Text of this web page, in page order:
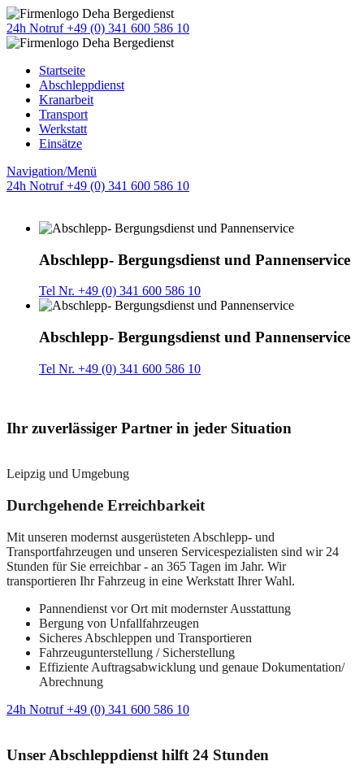
24h Notruf +49 (0) 341 600 586 10
Startseite
Abschleppdienst
Kranarbeit
Transport
Werkstatt
Einsätze
Navigation/Menü
24h Notruf +49 (0) 341 600 586 10
Abschlepp- Bergungsdienst und Pannenservice
Tel Nr. +49 (0) 341 600 586 10
Abschlepp- Bergungsdienst und Pannenservice
Tel Nr. +49 (0) 341 600 586 10
Ihr zuverlässiger Partner in jeder Situation
Leipzig und Umgebung
Durchgehende Erreichbarkeit
Mit unseren modernst ausgerüsteten Abschlepp- und
Transportfahrzeugen und unseren Servicespezialisten sind wir 24
Stunden für Sie erreichbar - an 365 Tagen im Jahr. Wir
transportieren Ihr Fahrzeug in eine Werkstatt Ihrer Wahl.
Pannendienst vor Ort mit modernster Ausstattung
Bergung von Unfallfahrzeugen
Sicheres Abschleppen und Transportieren
Fahrzeugunterstellung / Sicherstellung
Effiziente Auftragsabwicklung und genaue Dokumentation/
Abrechnung
24h Notruf +49 (0) 341 600 586 10
Unser Abschleppdienst hilft 24 Stunden